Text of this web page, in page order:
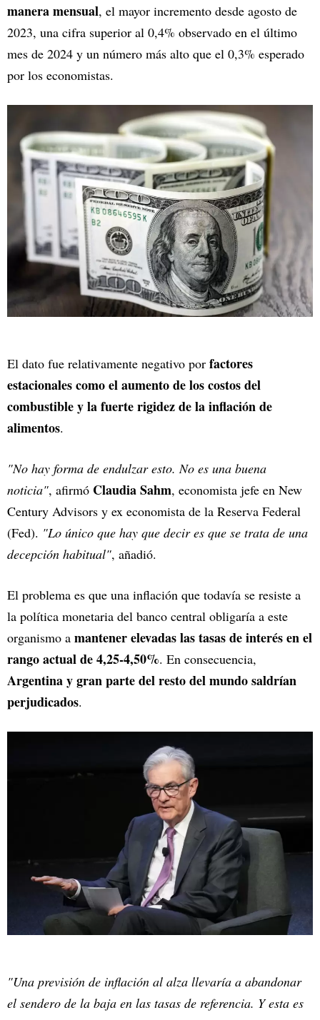
manera mensual, el mayor incremento desde agosto de
2023, una cifra superior al 0,4% observado en el último
mes de 2024 y un número más alto que el 0,3% esperado
por los economistas.
El dato fue relativamente negativo por factores
estacionales como el aumento de los costos del
combustible y la fuerte rigidez de la inflación de
alimentos.
"No hay forma de endulzar esto. No es una buena
noticia", afirmó Claudia Sahm, economista jefe en New
Century Advisors y ex economista de la Reserva Federal
(Fed). "Lo único que hay que decir es que se trata de una
decepción habitual", añadió.
El problema es que una inflación que todavía se resiste a
la política monetaria del banco central obligaría a este
organismo a mantener elevadas las tasas de interés en el
rango actual de 4,25-4,50%. En consecuencia,
Argentina y gran parte del resto del mundo saldrían
perjudicados.
"Una previsión de inflación al alza llevaría a abandonar
el sendero de la baja en las tasas de referencia. Y esta es